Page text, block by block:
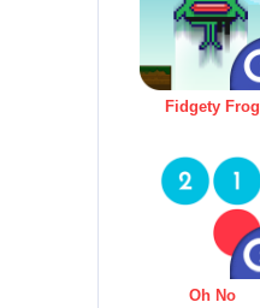
Fidgety Frog
Oh No